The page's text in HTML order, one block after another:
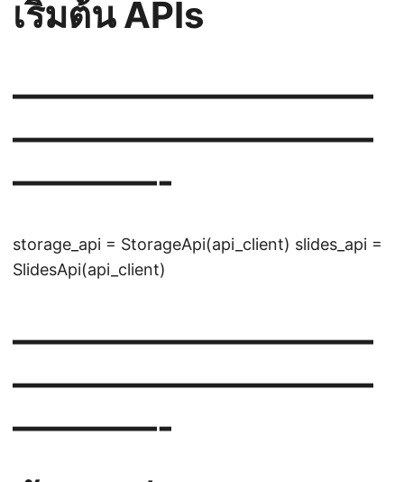
เริ่มต้น APIs
——————————
——————————
————-
storage_api = StorageApi(api_client) slides_api =
SlidesApi(api_client)
——————————
——————————
————-